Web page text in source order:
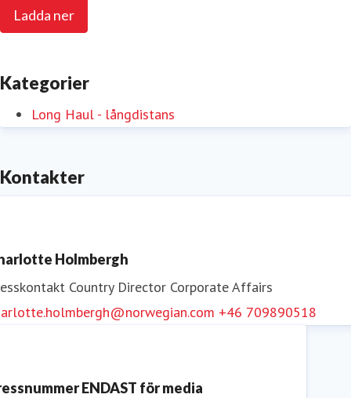
Ladda ner
Kategorier
Long Haul - långdistans
Kontakter
Holmbergh
Country Director Corporate Affairs
+46 709890518
ENDAST för media